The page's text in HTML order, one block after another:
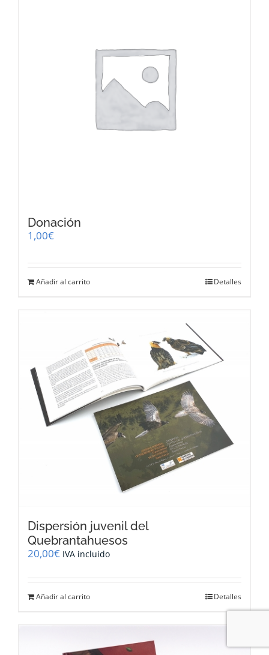
Donación
1,00€
Añadir al carrito Detalles
Dispersión juvenil del
Quebrantahuesos
20,00€ IVA incluido
Añadir al carrito Detalles